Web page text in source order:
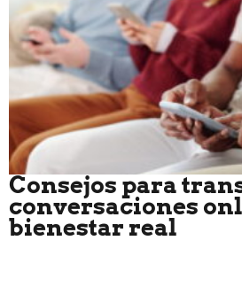
Consejos para
conversaciones
bienestar real